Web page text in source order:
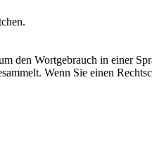
den Wortgebrauch in einer
Wenn Sie einen